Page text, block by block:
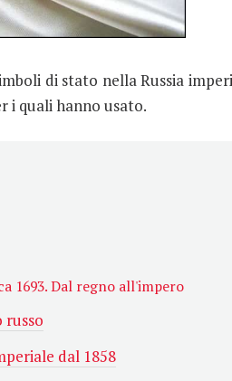
di stato nella Russia
i quali hanno usato.
1693. Dal regno all'impero
dal 1858